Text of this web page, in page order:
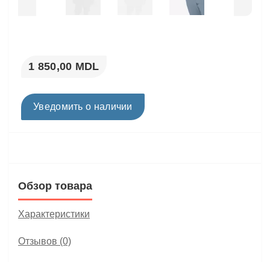
1 850,00 MDL
Уведомить о наличии
Обзор товара
Характеристики
Отзывов (0)